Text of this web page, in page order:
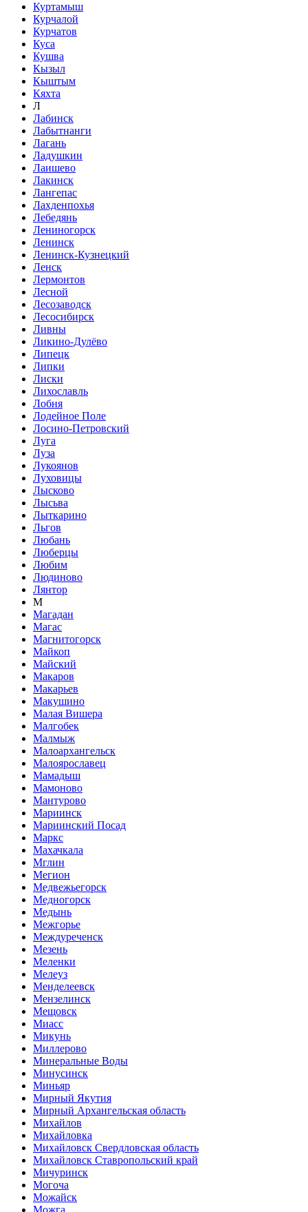
Куртамыш
Курчалой
Курчатов
Куса
Кушва
Кызыл
Кыштым
Кяхта
Л
Лабинск
Лабытнанги
Лагань
Ладушкин
Лаишево
Лакинск
Лангепас
Лахденпохья
Лебедянь
Лениногорск
Ленинск
Ленинск-Кузнецкий
Ленск
Лермонтов
Лесной
Лесозаводск
Лесосибирск
Ливны
Ликино-Дулёво
Липецк
Липки
Лиски
Лихославль
Лобня
Лодейное Поле
Лосино-Петровский
Луга
Луза
Лукоянов
Луховицы
Лысково
Лысьва
Лыткарино
Льгов
Любань
Люберцы
Любим
Людиново
Лянтор
М
Магадан
Магас
Магнитогорск
Майкоп
Майский
Макаров
Макарьев
Макушино
Малая Вишера
Малгобек
Малмыж
Малоархангельск
Малоярославец
Мамадыш
Мамоново
Мантурово
Мариинск
Мариинский Посад
Маркс
Махачкала
Мглин
Мегион
Медвежьегорск
Медногорск
Медынь
Межгорье
Междуреченск
Мезень
Меленки
Мелеуз
Менделеевск
Мензелинск
Мещовск
Миасс
Микунь
Миллерово
Минеральные Воды
Минусинск
Миньяр
Мирный Якутия
Мирный Архангельская область
Михайлов
Михайловка
Михайловск Свердловская область
Михайловск Ставропольский край
Мичуринск
Могоча
Можайск
Можга